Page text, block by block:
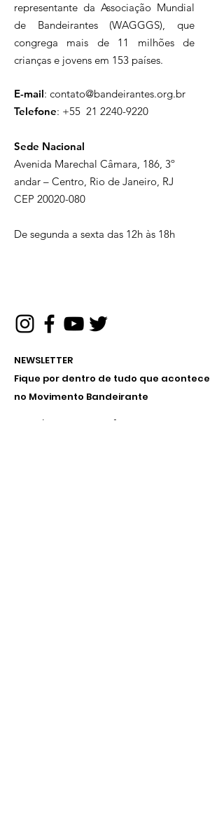
representante da Associação Mundial
de Bandeirantes (WAGGGS), que
congrega mais de 11 milhões de
crianças e jovens em 153 países.
E-mail: contato@bandeirantes.org.br
Telefone: +55 21 2240-9220
Sede Nacional
Avenida Marechal Câmara, 186, 3º
andar – Centro, Rio de Janeiro, RJ
CEP 20020-080
De segunda a sexta das 12h às 18h
NEWSLETTER
Fique por dentro de tudo que acontece
no Movimento Bandeirante
Receba nossos informativos no